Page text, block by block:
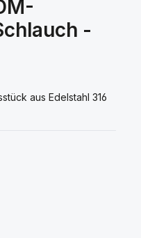
-
aus Edelstahl 316